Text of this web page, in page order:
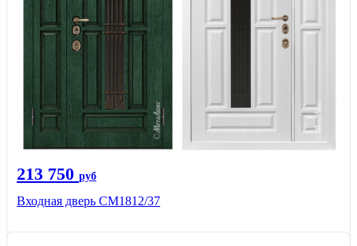
213 750 руб
Входная дверь СМ1812/37